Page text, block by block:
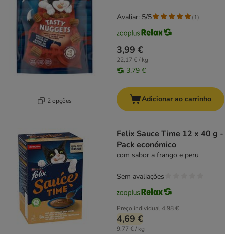
2 opções
3,99 €
22,17 € / kg
3,79 €
Avaliar: 5/5 (1)
Adicionar ao carrinho
Felix Sauce Time 12 x 40 g -
Pack económico
com sabor a frango e peru
Preço individual4,98 €
4,69 €
9,77 € / kg
Sem avaliações